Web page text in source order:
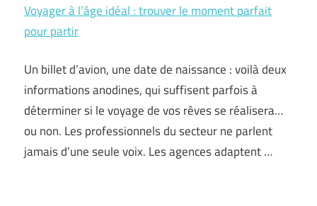
Voyager à l’âge idéal : trouver le moment parfait
pour partir
Un billet d’avion, une date de naissance : voilà deux
informations anodines, qui suffisent parfois à
déterminer si le voyage de vos rêves se réalisera…
ou non. Les professionnels du secteur ne parlent
jamais d’une seule voix. Les agences adaptent …